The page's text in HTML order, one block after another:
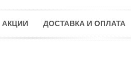
АКЦИИ ДОСТАВКА И ОПЛАТА